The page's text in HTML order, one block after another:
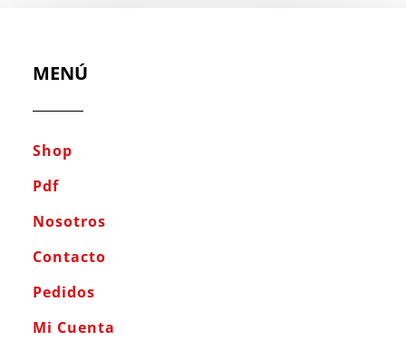
MENÚ
Shop
Pdf
Nosotros
Contacto
Pedidos
Mi Cuenta